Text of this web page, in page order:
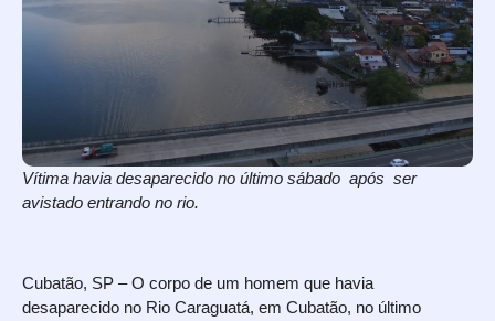
Vítima havia desaparecido no último sábado após ser
avistado entrando no rio.
Cubatão, SP – O corpo de um homem que havia
desaparecido no Rio Caraguatá, em Cubatão, no último